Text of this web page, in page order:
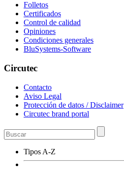
Folletos
Certificados
Control de calidad
Opiniones
Condiciones generales
BluSystems-Software
Circutec
Contacto
Aviso Legal
Protección de datos / Disclaimer
Circutec brand portal
Tipos A-Z